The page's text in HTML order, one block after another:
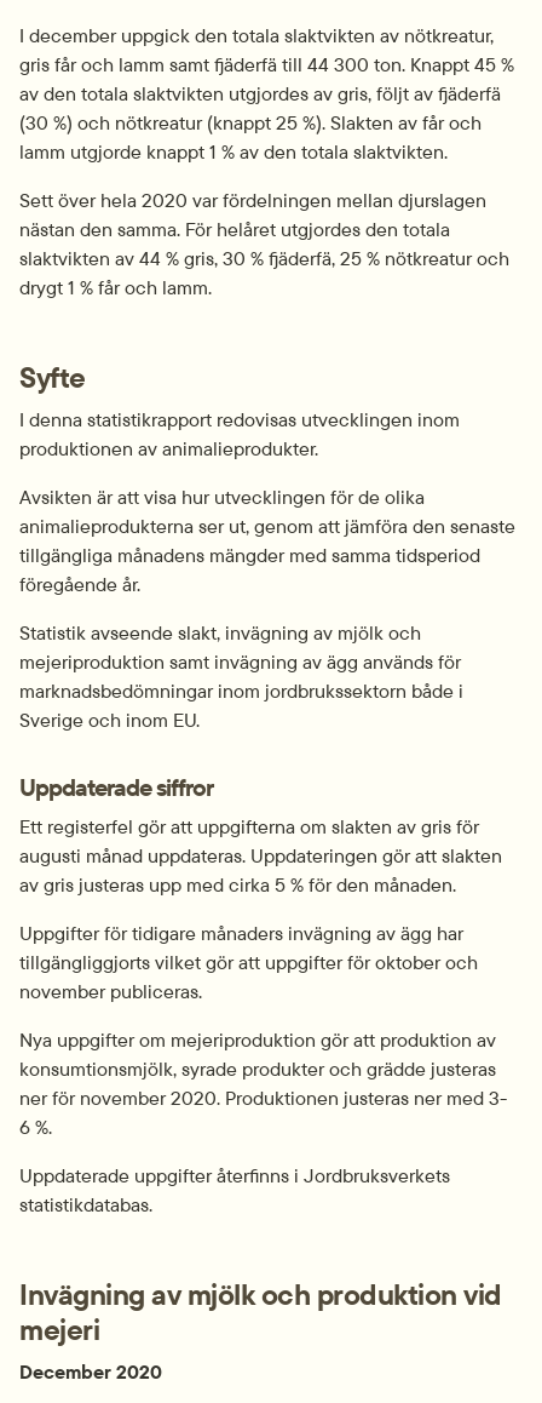
I december uppgick den totala slaktvikten av nötkreatur,
gris får och lamm samt fjäderfä till 44 300 ton. Knappt 45 %
av den totala slaktvikten utgjordes av gris, följt av fjäderfä
(30 %) och nötkreatur (knappt 25 %). Slakten av får och
lamm utgjorde knappt 1 % av den totala slaktvikten.
Sett över hela 2020 var fördelningen mellan djurslagen
nästan den samma. För helåret utgjordes den totala
slaktvikten av 44 % gris, 30 % fjäderfä, 25 % nötkreatur och
drygt 1 % får och lamm.
Syfte
I denna statistikrapport redovisas utvecklingen inom
produktionen av animalieprodukter.
Avsikten är att visa hur utvecklingen för de olika
animalieprodukterna ser ut, genom att jämföra den senaste
tillgängliga månadens mängder med samma tidsperiod
föregående år.
Statistik avseende slakt, invägning av mjölk och
mejeriproduktion samt invägning av ägg används för
marknadsbedömningar inom jordbrukssektorn både i
Sverige och inom EU.
Uppdaterade siffror
Ett registerfel gör att uppgifterna om slakten av gris för
augusti månad uppdateras. Uppdateringen gör att slakten
av gris justeras upp med cirka 5 % för den månaden.
Uppgifter för tidigare månaders invägning av ägg har
tillgängliggjorts vilket gör att uppgifter för oktober och
november publiceras.
Nya uppgifter om mejeriproduktion gör att produktion av
konsumtionsmjölk, syrade produkter och grädde justeras
ner för november 2020. Produktionen justeras ner med 3-
6 %.
Uppdaterade uppgifter återfinns i Jordbruksverkets
statistikdatabas.
Invägning av mjölk och produktion vid
mejeri
December 2020